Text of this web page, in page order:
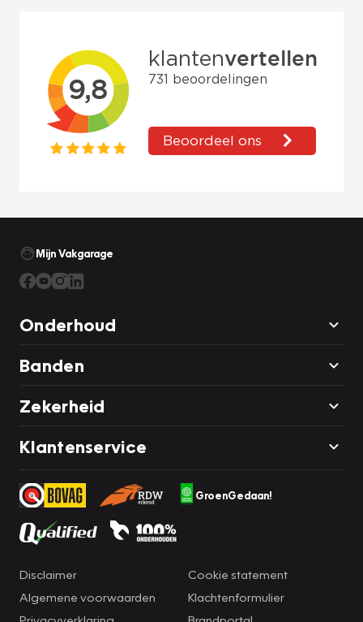
Mijn Vakgarage
Onderhoud
Banden
Zekerheid
Klantenservice
GroenGedaan!
Disclaimer
Algemene voorwaarden
Cookie statement
Klachtenformulier